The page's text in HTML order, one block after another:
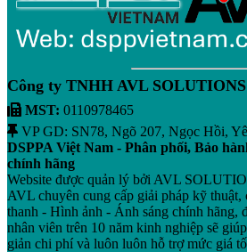
Công ty TNHH AVL
MST: 0110978465
VP GD: SN78, Ngõ 207, Ngọc Hồi,
DSPPA Việt Nam - Phân phối, Bảo
chính hãng
Website được quản lý bởi AVL
AVL chuyên cung cấp giải pháp kỹ
thanh - Hình ảnh - Ánh sáng chính hãng,
nhân viên trên 10 năm kinh nghiệp sẽ
giản chi phí và luôn luôn hỗ trợ mức giá